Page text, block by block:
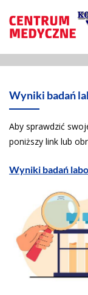
Wyniki badań
Aby sprawdzić
poniższy link lub
Wyniki badań